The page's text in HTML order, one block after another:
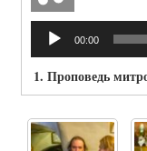
Аудиоплеер
00:00